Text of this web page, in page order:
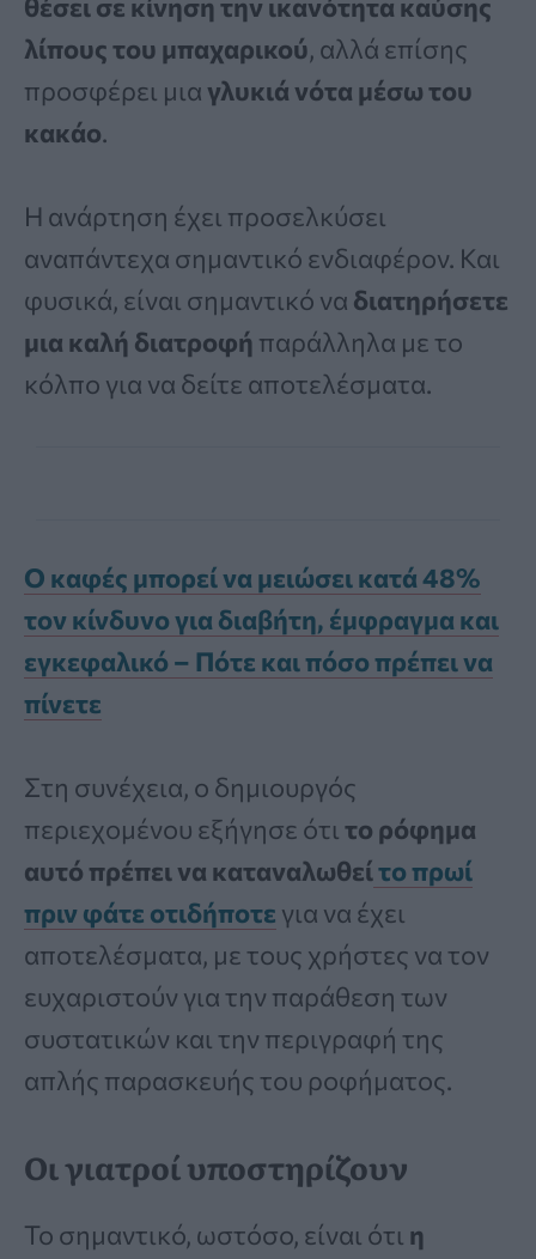
λίπους του μπαχαρικού, αλλά επίσης
προσφέρει μιαγλυκιά νότα μέσω του
κακάο.
Η ανάρτηση έχει προσελκύσει
αναπάντεχα σημαντικό ενδιαφέρον. Και
φυσικά, είναι σημαντικό να διατηρήσετε
μια καλή διατροφή παράλληλα με το
κόλπο για να δείτε αποτελέσματα.
Ο καφές μπορεί να μειώσει κατά 48%
τον κίνδυνο για διαβήτη, έμφραγμα και
εγκεφαλικό – Πότε και πόσο πρέπει να
πίνετε
Στη συνέχεια, ο δημιουργός
περιεχομένου εξήγησε ότι το ρόφημα
αυτό πρέπει να καταναλωθείτο πρωί
πριν φάτε οτιδήποτε για να έχει
αποτελέσματα, με τους χρήστες να τον
ευχαριστούν για την παράθεση των
συστατικών και την περιγραφή της
απλής παρασκευής του ροφήματος.
Οι γιατροί υποστηρίζουν
Το σημαντικό, ωστόσο, είναι ότι η